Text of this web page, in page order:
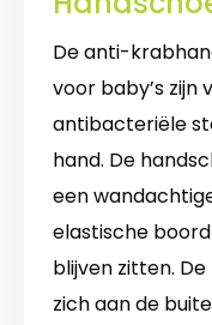
De anti-
voor baby’s zijn
antibacteriële
hand. De
een
elastische
blijven zitten.
zich aan de